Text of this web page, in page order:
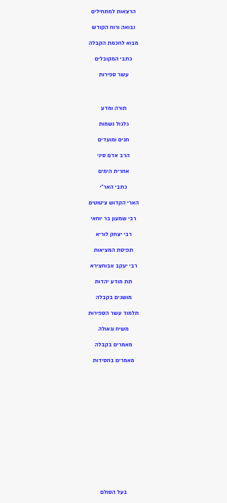
הרצאות למתחילים
נבואה ורוח הקודש
מבוא לחכמת הקבלה
כתבי המקובלים
עשר ספירות
תורה ומדע
גלגול נשמות
חגים ומועדים
הרב אדם סיני
אחרית הימים
כתבי האר”י
הארי הקדוש ציטוטים
רבי שמעון בר יוחאי
רבי יצחק לוריא
תפיסת המציאות
רבי יעקב אבוחצירא
תת מודע יהדות
מושגים בקבלה
תלמוד עשר הספירות
משיח וגאולה
מאמרים בקבלה
מאמרים בחסידות
בעל הסולם